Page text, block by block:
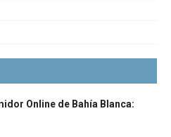
Online de Bahía Blanca: